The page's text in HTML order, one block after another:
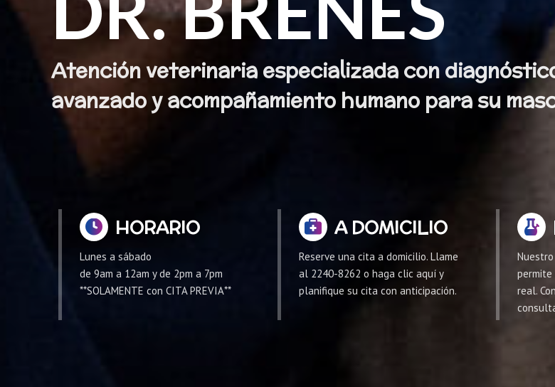
Atención veterinaria especializada con
avanzado y acompañamiento humano para su
HORARIO
Lunes a sábado
de 9am a 12am y de 2pm a 7pm
**SOLAMENTE con CITA PREVIA**
A DOMICILIO
Reserve una cita a domicilio. Llame
al 2240-8262 o haga clic aquí y
planifique su cita con anticipación.
permite
real.